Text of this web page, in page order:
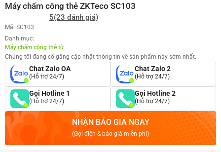
Máy chấm công thẻ ZKTeco SC103
5(23 đánh giá)
Mã: SC103
Danh mục:
Máy chấm công thẻ từ
Chúng tôi đang cố gắng cập nhật thông tin về sản phẩm này sớm nhất.
Chat Zalo OA
(Hỗ trợ 24/7)
Chat Zalo 2
(Hỗ trợ 24/7)
Gọi Hotline 1
(Hỗ trợ 24/7)
Gọi Hotline 2
(Hỗ trợ 24/7)
NHẬN BÁO GIÁ NGAY
(Gọi điện & báo giá miễn phí)